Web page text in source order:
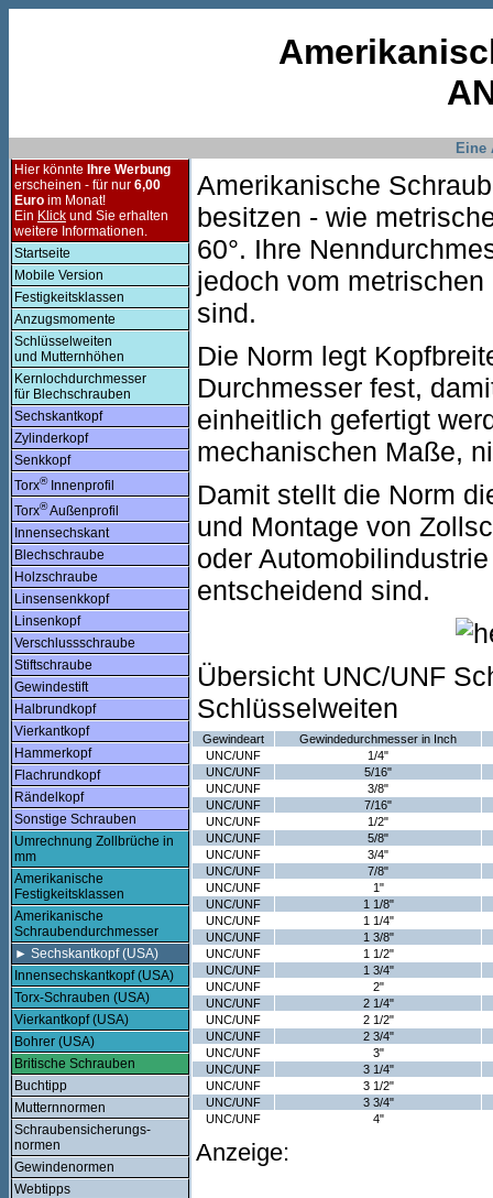
Eine
Hier könnte
Ihre Werbung
erscheinen - für nur 6,00
Euro im Monat!
Ein Klick und Sie erhalten
weitere Informationen.
Startseite
Mobile Version
Festigkeitsklassen
Anzugsmomente
Schlüsselweiten
und Mutternhöhen
Kernlochdurchmesser
für Blechschrauben
Sechskantkopf
Zylinderkopf
Senkkopf
Torx®Innenprofil
Torx®Außenprofil
Innensechskant
Blechschraube
Holzschraube
Linsensenkkopf
Linsenkopf
Verschlussschraube
Stiftschraube
Gewindestift
Halbrundkopf
Vierkantkopf
Hammerkopf
Flachrundkopf
Rändelkopf
Sonstige Schrauben
Umrechnung Zollbrüche in
mm
Amerikanische
Festigkeitsklassen
Amerikanische
Schraubendurchmesser
► Sechskantkopf (USA)
Innensechskantkopf (USA)
Torx-Schrauben (USA)
Vierkantkopf (USA)
Bohrer (USA)
Britische Schrauben
Buchtipp
Mutternnormen
Schraubensicherungs-
normen
Gewindenormen
Webtipps
Amerikanische
besitzen - wie
60°. Ihre
jedoch vom
sind.
Die Norm legt
Durchmesser fest,
einheitlich gefertigt
mechanischen Maße,
Damit stellt die Norm
und Montage von
oder
entscheidend sind.
Übersicht UNC/UNF
Schlüsselweiten
Gewindeart
Gewindedurchmesser in Inch
UNC/UNF
1/4"
UNC/UNF
5/16"
UNC/UNF
3/8"
UNC/UNF
7/16"
UNC/UNF
1/2"
UNC/UNF
5/8"
UNC/UNF
3/4"
UNC/UNF
7/8"
UNC/UNF
1"
UNC/UNF
1 1/8"
UNC/UNF
1 1/4"
UNC/UNF
1 3/8"
UNC/UNF
1 1/2"
UNC/UNF
1 3/4"
UNC/UNF
2"
UNC/UNF
2 1/4"
UNC/UNF
2 1/2"
UNC/UNF
2 3/4"
UNC/UNF
3"
UNC/UNF
3 1/4"
UNC/UNF
3 1/2"
UNC/UNF
3 3/4"
UNC/UNF
4"
Anzeige: